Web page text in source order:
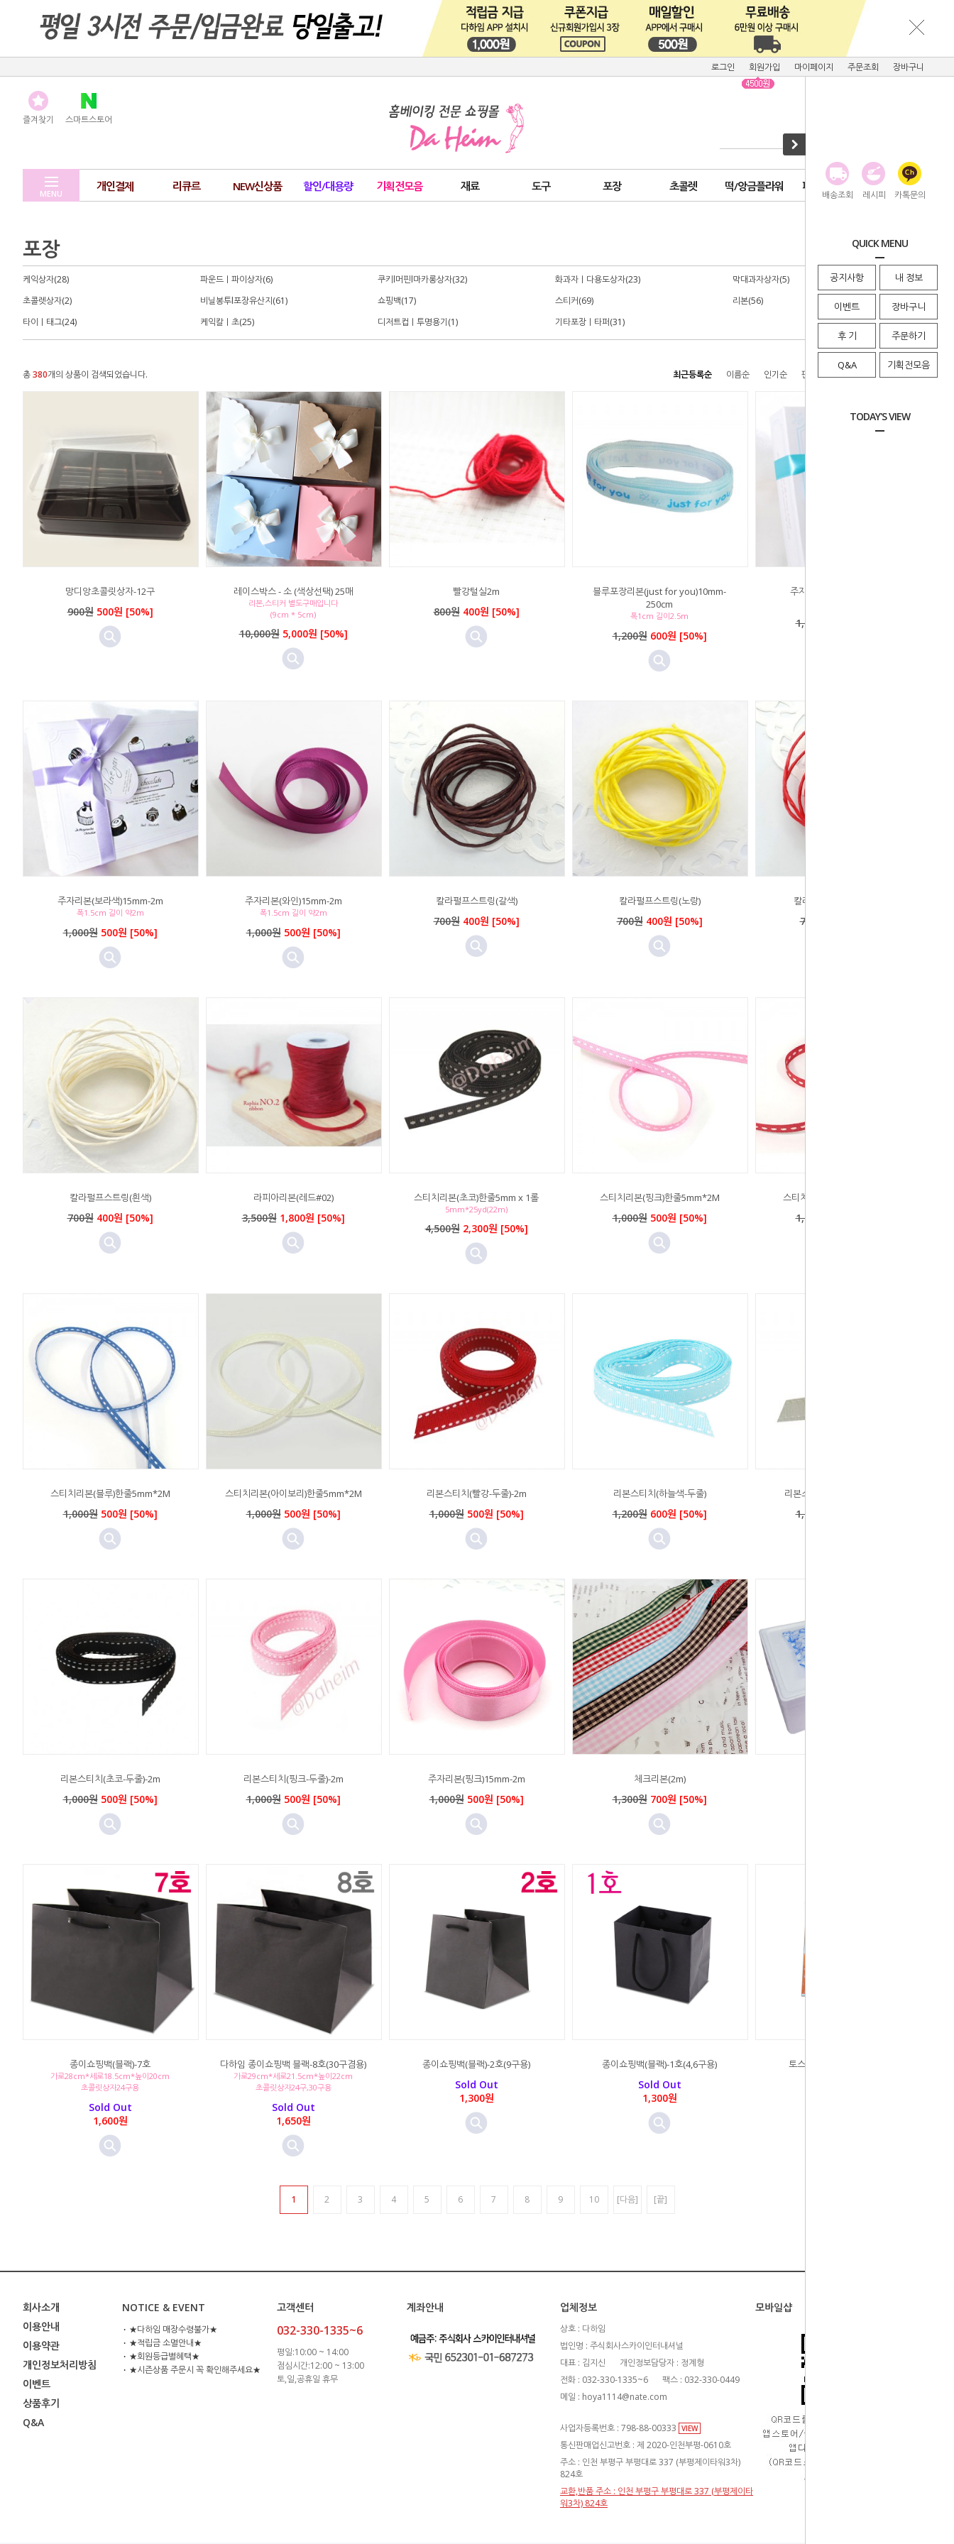
배송조회 레시피 카톡문의
QUICK MENU
공지사항 내 정보
이벤트 장바구니
후 기 주문하기
Q&A 기획전모음
TODAY'S VIEW
로그인 회원가입 마이페이지 주문조회 장바구니
즐겨찾기 스마트스토어
MENU
개인결제 리큐르 NEW신상품 할인/대용량 기획전모음 재료 도구 포장 초콜렛 떡/앙금플라워 피크닉용품
포장
케익상자(28) 파운드｜파이상자(6) 쿠키l머핀l마카롱상자(32) 화과자｜다용도상자(23)
막대과자상자(5)
초콜렛상자(2)
비닐봉투l포장유산지(61) 쇼핑백(17) 스티커(69)
리본(56)
타이｜태그(24)
케익칼｜초(25) 디저트컵｜투명용기(1) 기타포장｜타퍼(31)
총380개의 상품이 검색되었습니다. 최근등록순 이름순 인기순 판매순 높은가격순 낮은가격순
망디앙초콜릿상자-12구
900원500원 [50%]
레이스박스 - 소 (색상선택) 25매
리본,스티커 별도구매입니다
(9cm * 5cm)
10,000원5,000원 [50%]
빨강털실2m
800원400원 [50%]
블루포장리본(just for you)10mm-
250cm
폭1cm 길이2.5m
1,200원600원 [50%]
주자리본(하늘색)15mm-2m
1,000원
주자리본(보라색)15mm-2m
폭1.5cm 길이 약2m
1,000원500원 [50%]
주자리본(와인)15mm-2m
폭1.5cm 길이 약2m
1,000원500원 [50%]
칼라펄프스트링(갈색)
700원400원 [50%]
칼라펄프스트링(노랑)
700원400원 [50%]
칼라펄프스트링(체리핑크)
700원
칼라펄프스트링(흰색)
700원400원 [50%]
라피아리본(레드#02)
3,500원1,800원 [50%]
스티치리본(초코)한줄5mm x 1롤
5mm*25yd(22m)
4,500원2,300원 [50%]
스티치리본(핑크)한줄5mm*2M
1,000원500원 [50%]
스티치리본(레드)한줄5mm*2M
1,000원
스티치리본(블루)한줄5mm*2M
1,000원500원 [50%]
스티치리본(아이보리)한줄5mm*2M
1,000원500원 [50%]
리본스티치(빨강-두줄)-2m
1,000원500원 [50%]
리본스티치(하늘색-두줄)
1,200원600원 [50%]
리본스티치(아이보리-두줄)-2m
1,000원
리본스티치(초코-두줄)-2m
1,000원500원 [50%]
리본스티치(핑크-두줄)-2m
1,000원500원 [50%]
주자리본(핑크)15mm-2m
1,000원500원 [50%]
체크리본(2m)
1,300원700원 [50%]
종이쇼핑백(블랙)-7호
가로28cm*세로18.5cm*높이20cm
초콜릿상자24구용
Sold Out
1,600원
다하임 종이쇼핑백 블랙-8호(30구겸용)
가로29cm*세로21.5cm*높이22cm
초콜릿상자24구,30구용
Sold Out
1,650원
종이쇼핑백(블랙)-2호(9구용)
Sold Out
1,300원
종이쇼핑백(블랙)-1호(4,6구용)
Sold Out
1,300원
토스트포장봉투(50매-1세트)
1 2 3 4 5 6 7 8 9 10 [다음] [끝]
회사소개
이용안내
이용약관
개인정보처리방침
이벤트
상품후기
Q&A
NOTICE & EVENT
⋅ ★다하임 매장수령불가★
⋅ ★적립금 소멸안내★
⋅ ★회원등급별혜택★
⋅ ★시즌상품 주문시 꼭 확인해주세요★
고객센터
032-330-1335~6
평일:10:00 ~ 14:00
점심시간:12:00 ~ 13:00
토,일,공휴일 휴무
계좌안내 업체정보
상호 : 다하임
법인명 : 주식회사스카이인터내셔널
대표 : 김지신
개인정보담당자 : 정계형
전화 : 032-330-1335~6
팩스 : 032-330-0449
메일 : hoya1114@nate.com
사업자등록번호 : 798-88-00333 VIEW
통신판매업신고번호 : 제 2020-인천부평-0610호
주소 : 인천 부평구 부평대로 337 (부평제이타워3차)
824호
교환,반품 주소 : 인천 부평구 부평대로 337 (부평제이타
워3차) 824호
모바일샵